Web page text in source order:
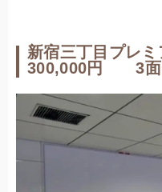
新宿三丁目プレ
300,000円 3面